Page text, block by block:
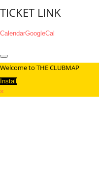
TICKET LINK
CalendarGoogleCal
Welcome to THE CLUBMAP
Install
×